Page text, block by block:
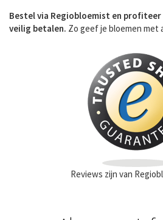
Bestel via Regiobloemist en profiteer
veilig betalen. Zo geef je bloemen met
Reviews zijn van